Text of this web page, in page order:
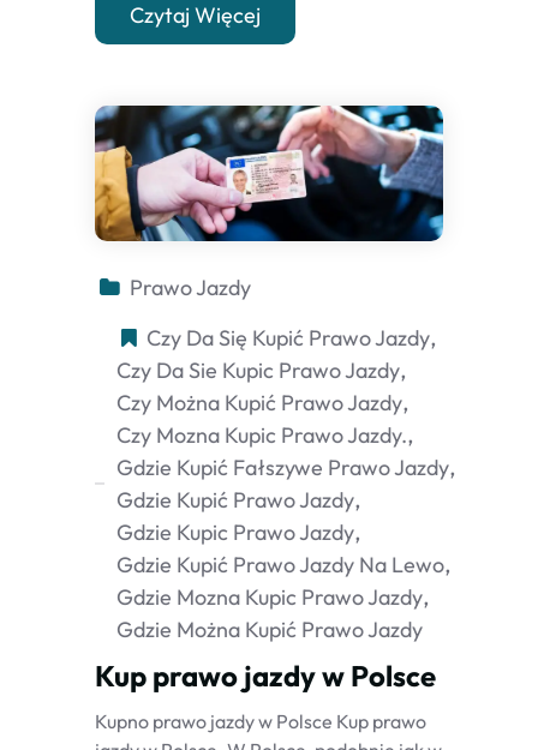
Czytaj Więcej
Prawo Jazdy
Czy Da Się Kupić Prawo Jazdy
Czy Da Sie Kupic Prawo Jazdy
Czy Można Kupić Prawo Jazdy
Czy Mozna Kupic Prawo Jazdy.
Gdzie Kupić Fałszywe Prawo Jazdy
Gdzie Kupić Prawo Jazdy
Gdzie Kupic Prawo Jazdy
Gdzie Kupić Prawo Jazdy Na Lewo
Gdzie Mozna Kupic Prawo Jazdy
Gdzie Można Kupić Prawo Jazdy
Kup prawo jazdy w Polsce
Kupno prawo jazdy w Polsce Kup prawo